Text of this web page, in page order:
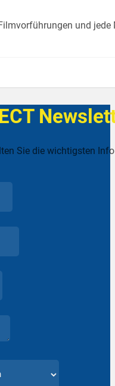
und
Sie die wichtigsten